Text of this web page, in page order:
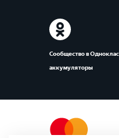
Сообщество в
аккумуляторы